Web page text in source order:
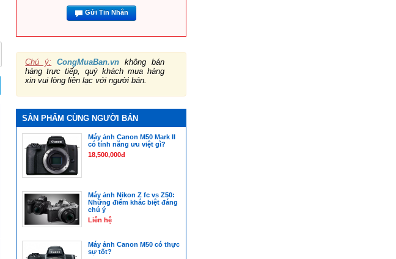
Gửi Tin Nhắn
Chú ý: CongMuaBan.vn không bán
hàng trực tiếp, quý khách mua hàng
xin vui lòng liên lạc với người bán.
SẢN PHẨM CÙNG NGƯỜI BÁN
Máy ảnh Canon M50 Mark II
có tính năng ưu việt gì?
18,500,000đ
Máy ảnh Nikon Z fc vs Z50:
Những điểm khác biệt đáng
chú ý
Liên hệ
Máy ảnh Canon M50 có thực
sự tốt?